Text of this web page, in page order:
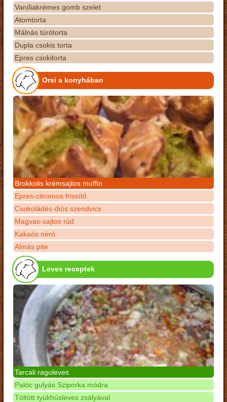
Vaníliakrémes gomb szelet
Atomtorta
Málnás túrótorta
Dupla csokis torta
Epres csokitorta
Orsi a konyhában
Brokkolis krémsajtos muffin
Epres-citromos frissítő
Csokoládés-diós szendvics
Magvas-sajtos rúd
Kakaós néró
Almás pite
Leves receptek
Tarcali raguleves
Palóc gulyás Sziporka módra
Töltött tyúkhúsleves zsályával